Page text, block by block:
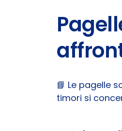
📘 Le pagelle
timori si